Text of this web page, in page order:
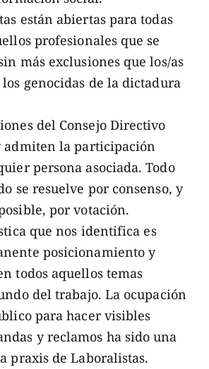
están abiertas para todas
profesionales que se
más exclusiones que los/as
genocidas de la dictadura
del Consejo Directivo
admiten la participación
persona asociada. Todo
se resuelve por consenso, y
por votación.
que nos identifica es
posicionamiento y
todos aquellos temas
del trabajo. La ocupación
para hacer visibles
y reclamos ha sido una
praxis de Laboralistas.